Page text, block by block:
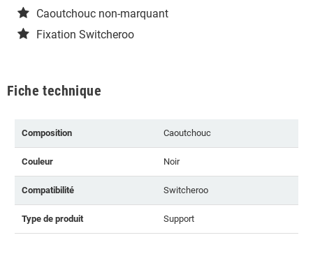
Caoutchouc non-marquant
Fixation Switcheroo
Fiche technique
Composition Caoutchouc
Couleur Noir
Compatibilité Switcheroo
Type de produit Support